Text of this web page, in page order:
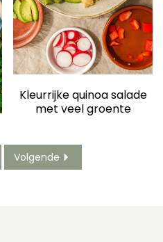
Kleurrijke quinoa salade
met veel groente
Volgende